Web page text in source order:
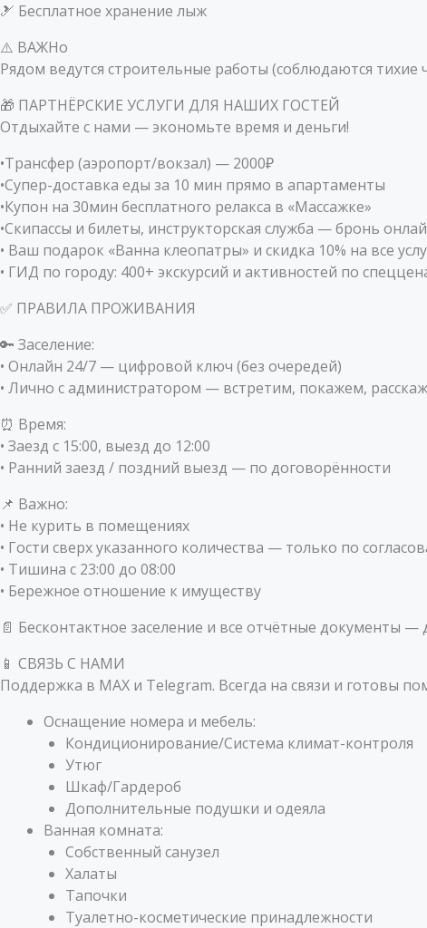
🎿 Бесплатное хранение лыж
⚠️ ВАЖНо
Рядом ведутся строительные работы (соблюдаются тихие
🎁 ПАРТНЁРСКИЕ УСЛУГИ ДЛЯ НАШИХ ГОСТЕЙ
Отдыхайте с нами — экономьте время и деньги!
•Трансфер (аэропорт/вокзал) — 2000₽
•Супер-доставка еды за 10 мин прямо в апартаменты
•Купон на 30мин бесплатного релакса в «Массажке»
•Скипассы и билеты, инструкторская служба — бронь
• Ваш подарок «Ванна клеопатры» и скидка 10% на все
• ГИД по городу: 400+ экскурсий и активностей по
✅ ПРАВИЛА ПРОЖИВАНИЯ
🔑 Заселение:
• Онлайн 24/7 — цифровой ключ (без очередей)
• Лично с администратором — встретим, покажем,
⏰ Время:
• Заезд с 15:00, выезд до 12:00
• Ранний заезд / поздний выезд — по договорённости
📌 Важно:
• Не курить в помещениях
• Гости сверх указанного количества — только по
• Тишина с 23:00 до 08:00
• Бережное отношение к имуществу
📄 Бесконтактное заселение и все отчётные документы —
📱 СВЯЗЬ С НАМИ
Поддержка в МАХ и Telegram. Всегда на связи и готовы
Оснащение номера и мебель:
Кондиционирование/Система климат-контроля
Утюг
Шкаф/Гардероб
Дополнительные подушки и одеяла
Ванная комната:
Собственный санузел
Халаты
Тапочки
Туалетно-косметические принадлежности